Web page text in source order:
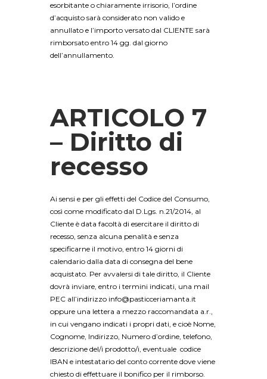
esorbitante o chiaramente irrisorio, l’ordine
d’acquisto sarà considerato non valido e
annullato e l’importo versato dal CLIENTE sarà
rimborsato entro 14 gg. dal giorno
dell’annullamento.
ARTICOLO 7
– Diritto di
recesso
Ai sensi e per gli effetti del Codice del Consumo,
così come modificato dal D.Lgs. n.21/2014, al
Cliente è data facoltà di esercitare il diritto di
recesso, senza alcuna penalità e senza
specificarne il motivo, entro 14 giorni di
calendario dalla data di consegna del bene
acquistato. Per avvalersi di tale diritto, il Cliente
dovrà inviare, entro i termini indicati, una mail
PEC all’indirizzo info@pasticceriamanta.it
oppure una lettera a mezzo raccomandata a.r.,
in cui vengano indicati i propri dati, e cioè Nome,
Cognome, Indirizzo, Numero d’ordine, telefono,
descrizione del/i prodotto/i, eventuale codice
IBAN e intestatario del conto corrente dove viene
chiesto di effettuare il bonifico per il rimborso.